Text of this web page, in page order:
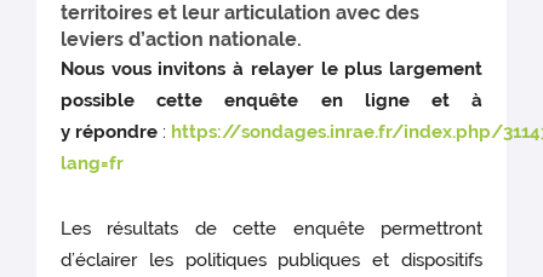
territoires et leur articulation avec des
leviers d’action nationale.
Nous vous invitons à relayer le plus largement
possible cette enquête en ligne et à
y répondre : https://sondages.inrae.fr/index.php/
lang=fr
Les résultats de cette enquête permettront
d’éclairer les politiques publiques et dispositifs